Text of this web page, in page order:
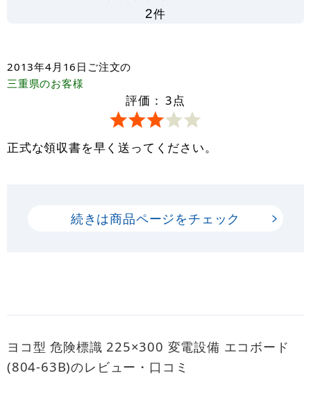
2件
2013年4月16日 ご注文の
三重県のお客様
評価： 3点
正式な領収書を早く送ってください。
続きは商品ページをチェック
ヨコ型 危険標識 225×300 変電設備 エコボード
(804-63B)のレビュー・口コミ